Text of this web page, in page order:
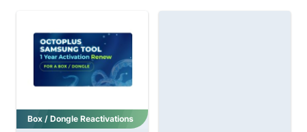
Box / Dongle Reactivations